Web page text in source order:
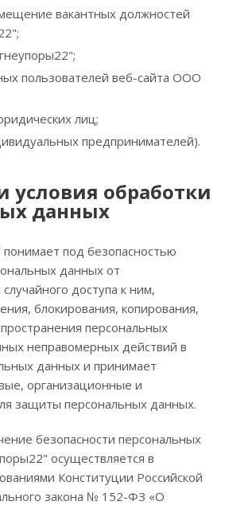
вакантных должностей
пользователей веб-сайта ООО
лиц;
предпринимателей).
обработки
данных
под безопасностью
данных от
доступа к ним,
блокирования, копирования,
персональных
неправомерных действий в
данных и принимает
организационные и
защиты персональных данных.
безопасности персональных
осуществляется в
Конституции Российской
закона № 152-ФЗ «О